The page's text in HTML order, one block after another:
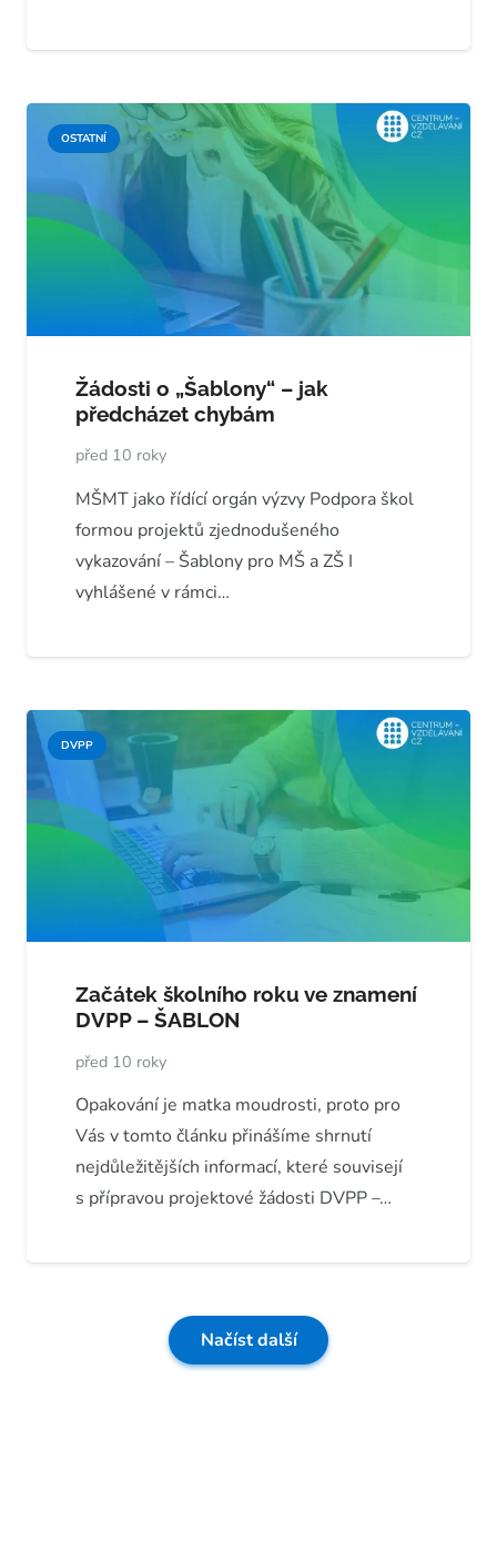
OSTATNÍ
Žádosti o „Šablony“ – jak
předcházet chybám
před 10 roky
MŠMT jako řídící orgán výzvy Podpora škol
formou projektů zjednodušeného
vykazování – Šablony pro MŠ a ZŠ I
vyhlášené v rámci…
DVPP
Začátek školního roku ve znamení
DVPP – ŠABLON
před 10 roky
Opakování je matka moudrosti, proto pro
Vás v tomto článku přinášíme shrnutí
nejdůležitějších informací, které souvisejí
s přípravou projektové žádosti DVPP –…
Načíst další